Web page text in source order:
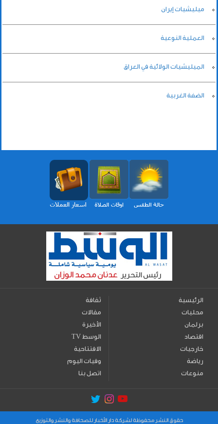
ميليشيات إيران
العملية النوعية
الميليشيات الولائية في العراق
الضفة الغربية
الرئيسية
محليات
برلمان
اقتصاد
خارجيات
رياضة
منوعات
ثقافة
مقالات
الأخيرة
TV الوسط
الافتتاحية
وفيات اليوم
اتصل بنا
حقوق النشر محفوظة لشركة دار الأخبار للصحافة والنشر والتوزيع